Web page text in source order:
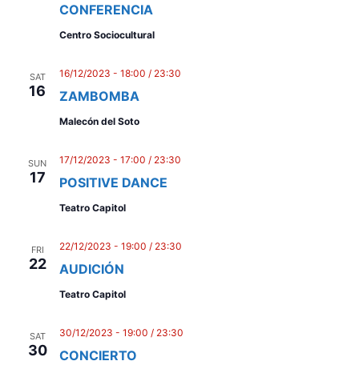
CONFERENCIA
Centro Sociocultural
SAT
16 ZAMBOMBA
16/12/2023 - 18:00 / 23:30
Malecón del Soto
SUN
17 POSITIVE DANCE
17/12/2023 - 17:00 / 23:30
Teatro Capitol
FRI
22 AUDICIÓN
22/12/2023 - 19:00 / 23:30
Teatro Capitol
SAT
30 CONCIERTO
30/12/2023 - 19:00 / 23:30